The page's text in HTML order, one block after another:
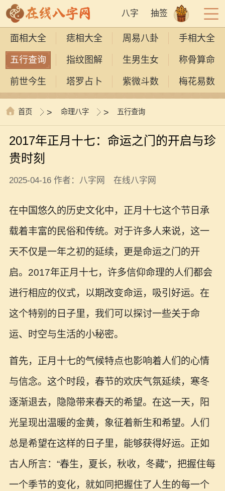
八字 抽签
面相大全 痣相大全 周易八卦 手相大全
五行查询 指纹图解 生男生女 称骨算命
前世今生 塔罗占卜 紫微斗数 梅花易数
首页 > 命理八字 > 五行查询
2017年正月十七：命运之门的开启与珍
贵时刻
2025-04-16 作者：八字网 在线八字网
在中国悠久的历史文化中，正月十七这个节日承
载着丰富的民俗和传统。对于许多人来说，这一
天不仅是一年之初的延续，更是命运之门的开
启。2017年正月十七，许多信仰命理的人们都会
进行相应的仪式，以期改变命运，吸引好运。在
这个特别的日子里，我们可以探讨一些关于命
运、时空与生活的小秘密。
首先，正月十七的气候特点也影响着人们的心情
与信念。这个时段，春节的欢庆气氛延续，寒冬
逐渐退去，隐隐带来春天的希望。在这一天，阳
光呈现出温暖的金黄，象征着新生和希望。人们
总是希望在这样的日子里，能够获得好运。正如
古人所言：“春生，夏长，秋收，冬藏”，把握住每
一个季节的变化，就如同把握住了人生的每一个